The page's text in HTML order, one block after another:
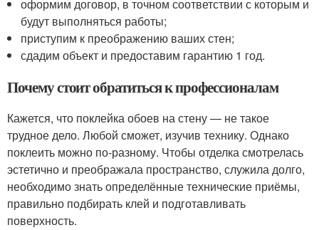
оформим договор, в точном соответствии с которым и
будут выполняться работы;
приступим к преображению ваших стен;
сдадим объект и предоставим гарантию 1 год.
Почему стоит обратиться к профессионалам
Кажется, что поклейка обоев на стену — не такое
трудное дело. Любой сможет, изучив технику. Однако
поклеить можно по-разному. Чтобы отделка смотрелась
эстетично и преображала пространство, служила долго,
необходимо знать определённые технические приёмы,
правильно подбирать клей и подготавливать
поверхность.